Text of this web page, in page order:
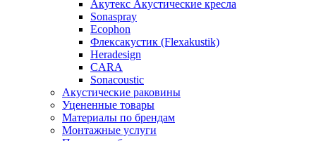
Акутекс Акустические кресла
Sonaspray
Ecophon
Флексакустик (Flexakustik)
Heradesign
CARA
Sonacoustic
Акустические раковины
Уцененные товары
Материалы по брендам
Монтажные услуги